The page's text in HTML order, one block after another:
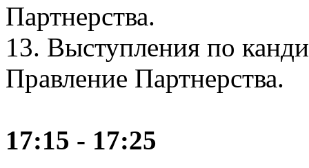
Партнерства.
13. Выступления по
Правление Партнерства.
17:15 - 17:25